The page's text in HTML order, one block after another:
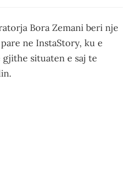
Bora Zemani beri nje
ne InstaStory, ku e
situaten e saj te